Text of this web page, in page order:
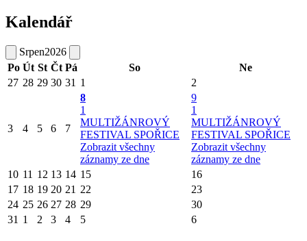
Kalendář
Srpen2026
Po Út St Čt Pá So
Ne
27 28 29 30 31 1 2
3 4 5 6 7
8
1
MULTIŽÁNROVÝ
FESTIVAL SPOŘICE
Zobrazit všechny
záznamy ze dne
9
1
MULTIŽÁNROVÝ
FESTIVAL SPOŘICE
Zobrazit všechny
záznamy ze dne
10 11 12 13 14 15
16
17 18 19 20 21 22
23
24 25 26 27 28 29
30
31 1 2 3 4 5 6